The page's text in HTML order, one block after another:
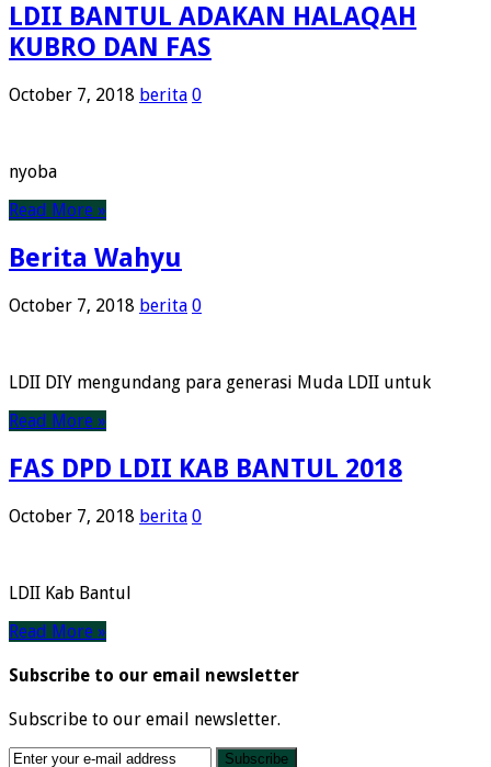
LDII BANTUL ADAKAN HALAQAH
KUBRO DAN FAS
October 7, 2018 berita 0
nyoba
Read More »
Berita Wahyu
October 7, 2018 berita 0
LDII DIY mengundang para generasi Muda LDII untuk
Read More »
FAS DPD LDII KAB BANTUL 2018
October 7, 2018 berita 0
LDII Kab Bantul
Read More »
Subscribe to our email newsletter
Subscribe to our email newsletter.